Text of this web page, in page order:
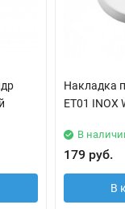
Накладка
ET01 INOX
В
179 руб.
В